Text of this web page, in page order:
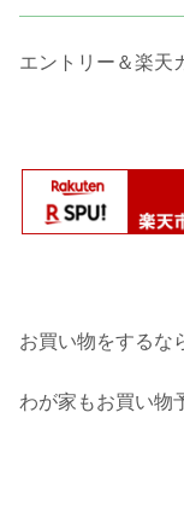
エントリー＆楽天
お買い物をするな
わが家もお買い物